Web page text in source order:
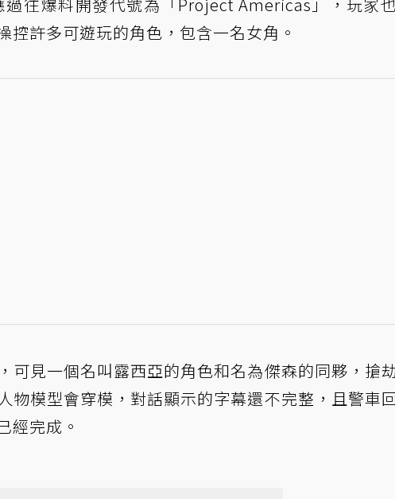
控許多可遊玩的角色，包含一名女角。
可見一個名叫露西亞的角色和名為傑森的同夥，搶
物模型會穿模，對話顯示的字幕還不完整，且警車
經完成。